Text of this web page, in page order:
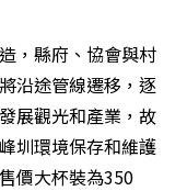
，縣府、協會與村
沿途管線遷移，逐
展觀光和產業，故
圳環境保存和維護
價大杯裝為350